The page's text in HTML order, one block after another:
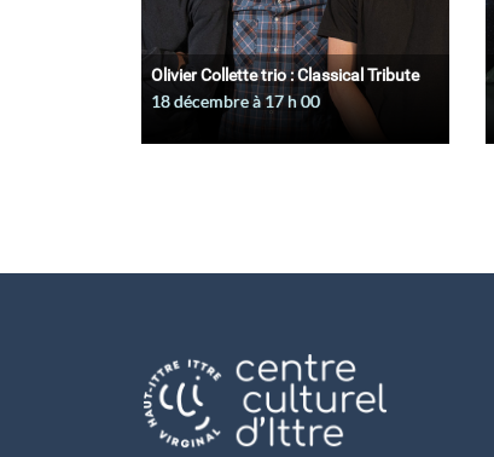
Olivier Collette trio : Classical Tribute
18 décembre à 17 h 00